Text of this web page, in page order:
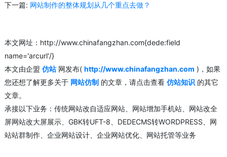
下一篇: 网站制作的整体规划从几个重点去做？
本文网址：http://www.chinafangzhan.com{dede:field
name='arcurl'/}
本文由企盟 仿站 网发布( http://www.chinafangzhan.com )，如果
您还想了解更多关于 网站仿制 的文章，请点击查看 仿站知识 的其它
文章。
承接以下业务：传统网站改自适应网站、网站增加手机站、网站改全
屏网站改大屏展示、GBK转UFT-8、DEDECMS转WORDPRESS、网
站站群制作、企业网站设计、企业网站优化、网站托管等业务